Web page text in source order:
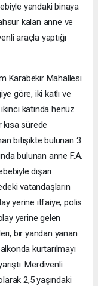
yandaki binaya
kalan anne ve
araçla yaptığı
Karabekir Mahallesi
göre, iki katlı ve
katında henüz
kısa sürede
bitişikte bulunan 3
bulunan anne F.A.
dışarı
vatandaşların
yerine itfaiye, polis
yerine gelen
bir yandan yanan
kurtarılmayı
Merdivenli
2,5 yaşındaki